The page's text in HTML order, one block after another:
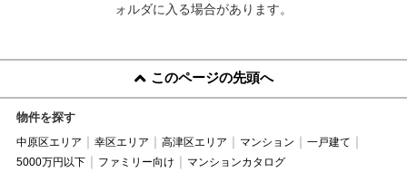
ォルダに入る場合があります。
このページの先頭へ
物件を探す
中原区エリア 幸区エリア 高津区エリア マンション
一戸建て
5000万円以下
ファミリー向け マンションカタログ